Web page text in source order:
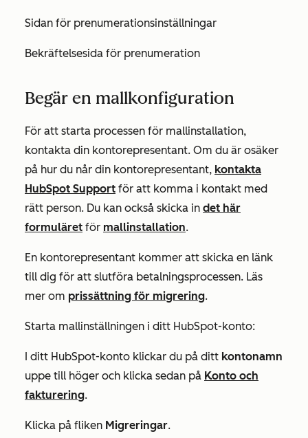
Sidan för prenumerationsinställningar
Bekräftelsesida för prenumeration
Begär en mallkonfiguration
För att starta processen för mallinstallation,
kontakta din kontorepresentant. Om du är osäker
på hur du når din kontorepresentant, kontakta
HubSpot Support för att komma i kontakt med
rätt person. Du kan också skicka in det här
formuläret för mallinstallation.
En kontorepresentant kommer att skicka en länk
till dig för att slutföra betalningsprocessen. Läs
mer om prissättning för migrering.
Starta mallinställningen i ditt HubSpot-konto:
I ditt HubSpot-konto klickar du på ditt kontonamn
uppe till höger och klicka sedan på Konto och
fakturering.
Klicka på fliken Migreringar.